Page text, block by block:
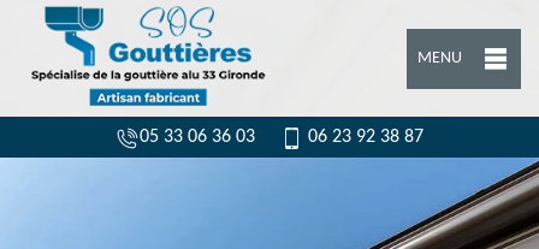
MENU
05 33 06 36 03 06 23 92 38 87